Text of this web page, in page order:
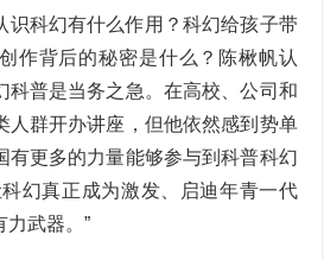
识科幻有什么作用？科幻给孩子带
作背后的秘密是什么？陈楸帆认
科普是当务之急。在高校、公司和
人群开办讲座，但他依然感到势单
有更多的力量能够参与到科普科幻
幻真正成为激发、启迪年青一代
力武器。”